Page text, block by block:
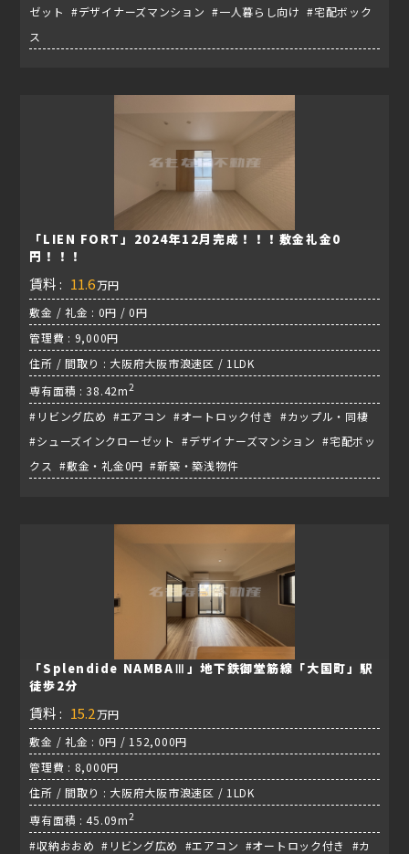
ゼット #デザイナーズマンション #一人暮らし向け #宅配ボック
ス
「LIEN FORT」2024年12月完成！！！敷金礼金0
円！！！
賃料 : 11.6万円
敷金 / 礼金 : 0円 / 0円
管理費 : 9,000円
住所 / 間取り : 大阪府大阪市浪速区 / 1LDK
専有面積 : 38.42m2
#リビング広め #エアコン #オートロック付き #カップル・同棲
#シューズインクローゼット #デザイナーズマンション #宅配ボッ
クス #敷金・礼金0円 #新築・築浅物件
「Splendide NAMBAⅢ」地下鉄御堂筋線「大国町」駅
徒歩2分
賃料 : 15.2 万円
敷金 / 礼金 : 0円 / 152,000円
管理費 : 8,000円
住所 / 間取り : 大阪府大阪市浪速区 / 1LDK
専有面積 : 45.09m2
#収納おおめ #リビング広め #エアコン #オートロック付き #カ